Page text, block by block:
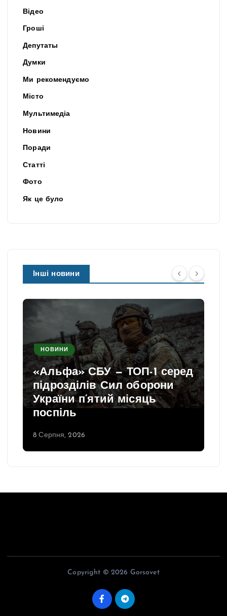
Відео
Гроші
Депутаты
Думки
Ми рекомендуємо
Місто
Мультимедіа
Новини
Поради
Статті
Фото
Як це було
Інші новини
НОВИНИ
«Альфа» СБУ — ТОП-1 серед
підрозділів Сил оборони
України п’ятий місяць
поспіль
8 Серпня, 2026
Copyright © 2026 Gorsovet